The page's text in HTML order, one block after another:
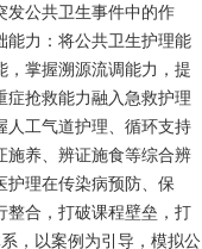
发公共卫生事件中的作
能力：将公共卫生护理能
，掌握溯源流调能力，提
抢救能力融入急救护理
人工气道护理、循环支持
施养、辨证施食等综合辨
护理在传染病预防、保
整合，打破课程壁垒，打
，以案例为引导，模拟公